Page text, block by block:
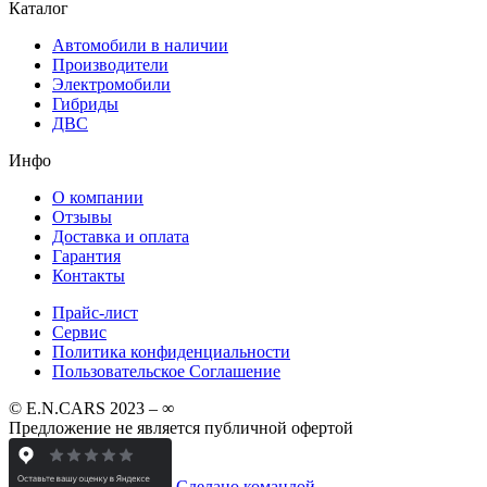
Каталог
Автомобили в наличии
Производители
Электромобили
Гибриды
ДВС
Инфо
О компании
Отзывы
Доставка и оплата
Гарантия
Контакты
Прайс-лист
Сервис
Политика конфиденциальности
Пользовательское Соглашение
© E.N.CARS 2023 – ∞
Предложение не является публичной офертой